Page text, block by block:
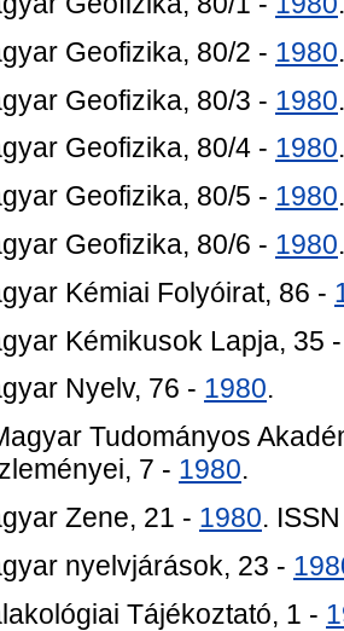
Geofizika, 80/2 - 1980
Geofizika, 80/3 - 1980
Geofizika, 80/4 - 1980
Geofizika, 80/5 - 1980
Geofizika, 80/6 - 1980
Kémiai Folyóirat, 86 -
Kémikusok Lapja, 35
Nyelv, 76 - 1980.
Tudományos
7 - 1980.
Zene, 21 - 1980.
nyelvjárások, 23 -
Tájékoztató, 1 -